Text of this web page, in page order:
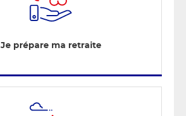
Je prépare ma retraite